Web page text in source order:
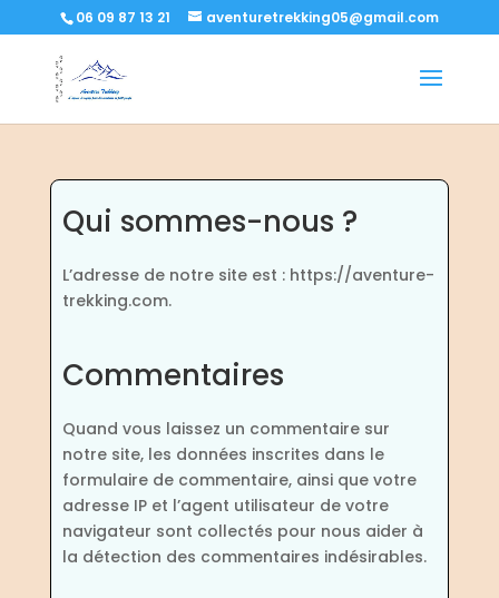
06 09 87 13 21 aventuretrekking05@gmail.com
Qui sommes-nous ?
L’adresse de notre site est : https://aventure-
trekking.com.
Commentaires
Quand vous laissez un commentaire sur
notre site, les données inscrites dans le
formulaire de commentaire, ainsi que votre
adresse IP et l’agent utilisateur de votre
navigateur sont collectés pour nous aider à
la détection des commentaires indésirables.